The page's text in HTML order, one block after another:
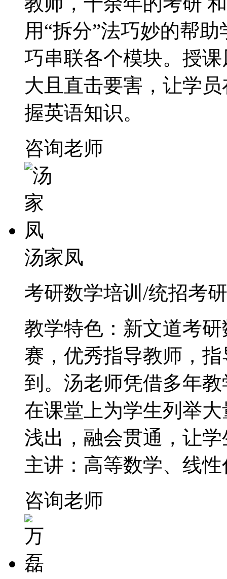
用“拆分”法巧妙的帮
巧串联各个模块。授
大且直击要害，让学
握英语知识。
咨询老师
汤家凤
考研数学培训/统招考
教学特色：新文道考
赛，优秀指导教师，
到。汤老师凭借多年
在课堂上为学生列举
浅出，融会贯通，让
主讲：高等数学、线
咨询老师